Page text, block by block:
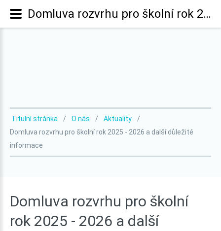
Titulní stránka O nás
Aktuality
Domluva rozvrhu pro školní rok 2025 - 2026 a další důležité
informace
Domluva rozvrhu pro školní
rok 2025 - 2026 a další
Domluva rozvrhu pro školní rok 2025 - 2026 a další důležité informace